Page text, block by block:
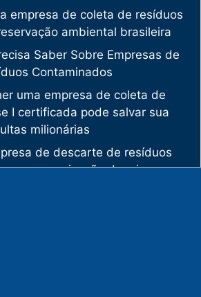
empresa de coleta de resíduos
ambiental brasileira
Saber Sobre Empresas de
Contaminados
uma empresa de coleta de
I certificada pode salvar sua
milionárias
de descarte de resíduos
sua organização de crimes